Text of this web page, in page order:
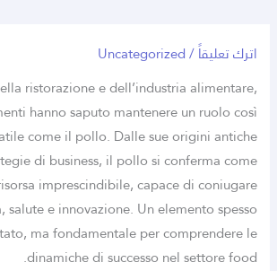
اترك تعليقاً/
Uncategorized
ristorazione e dell’industria alimentare,
hanno saputo mantenere un ruolo così
come il pollo. Dalle sue origini antiche
di business, il pollo si conferma come
imprescindibile, capace di coniugare
salute e innovazione. Un elemento spesso
ma fondamentale per comprendere le
dinamiche di successo nel settore food.